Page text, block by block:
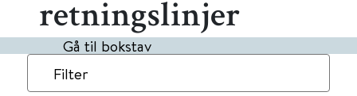
retningslinjer
Gå til bokstav
Filter